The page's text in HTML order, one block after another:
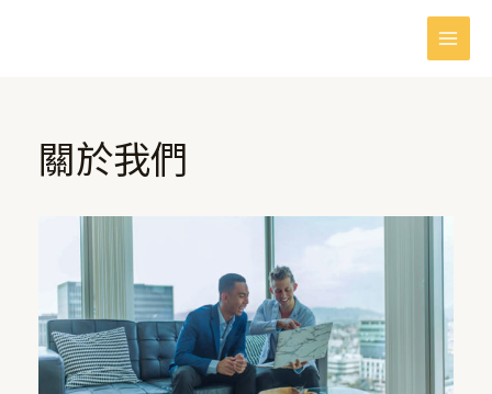
Main
Menu
關於我們